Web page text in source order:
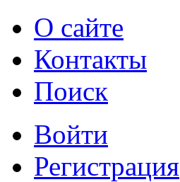
О сайте
Контакты
Поиск
Войти
Регистрация